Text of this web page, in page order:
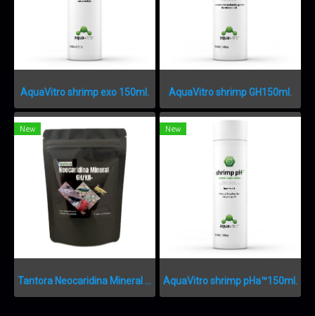
AquaVitro shrimp exo 150ml. AquaVitro shrimp GH150ml.
New
Tantora Neocaridina Mineral GH/KH+50g.
New
AquaVitro shrimp pHa™150ml.